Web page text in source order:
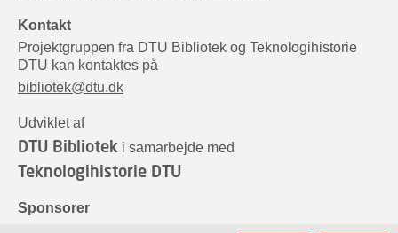
Kontakt
Projektgruppen fra DTU Bibliotek og Teknologihistorie
DTU kan kontaktes på
bibliotek@dtu.dk
Udviklet af
DTU Bibliotek i samarbejde med
Teknologihistorie DTU
Sponsorer